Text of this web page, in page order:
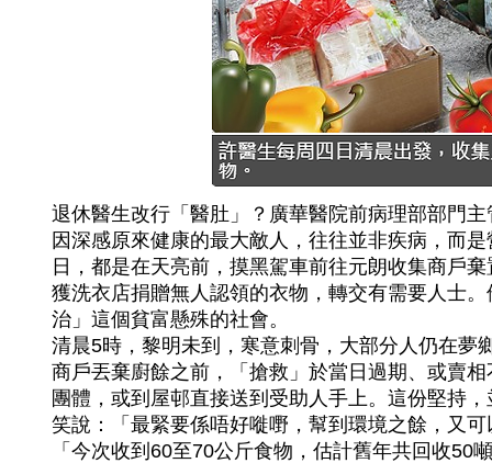
退休醫生改行「醫肚」？廣華醫院前病理部部門
因深感原來健康的最大敵人，往往並非疾病，而
日，都是在天亮前，摸黑駕車前往元朗收集商戶
獲洗衣店捐贈無人認領的衣物，轉交有需要人士
治」這個貧富懸殊的社會。
清晨5時，黎明未到，寒意刺骨，大部分人仍在夢
商戶丟棄廚餘之前，「搶救」於當日過期、或賣
團體，或到屋邨直接送到受助人手上。這份堅持
笑說：「最緊要係唔好嘥嘢，幫到環境之餘，又
「今次收到60至70公斤食物，估計舊年共回收